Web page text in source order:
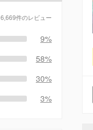
6,669件のレビュー
9%
58%
30%
3%